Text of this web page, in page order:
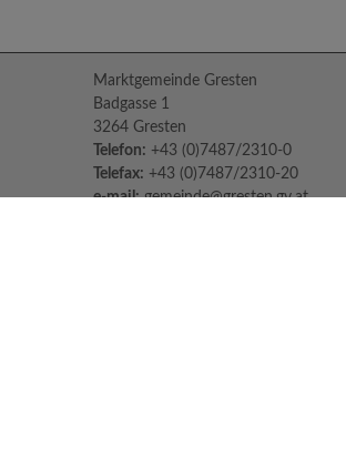
Marktgemeinde Gresten
Badgasse 1
3264 Gresten
Telefon: +43 (0)7487/2310-0
Telefax: +43 (0)7487/2310-20
e-mail: gemeinde@gresten.gv.at